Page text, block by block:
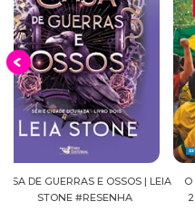
O LIVRO DE OURO DAS COPAS
2026 | LYCIO VELLOZO RIBAS